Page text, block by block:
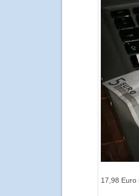
17,98 Euro